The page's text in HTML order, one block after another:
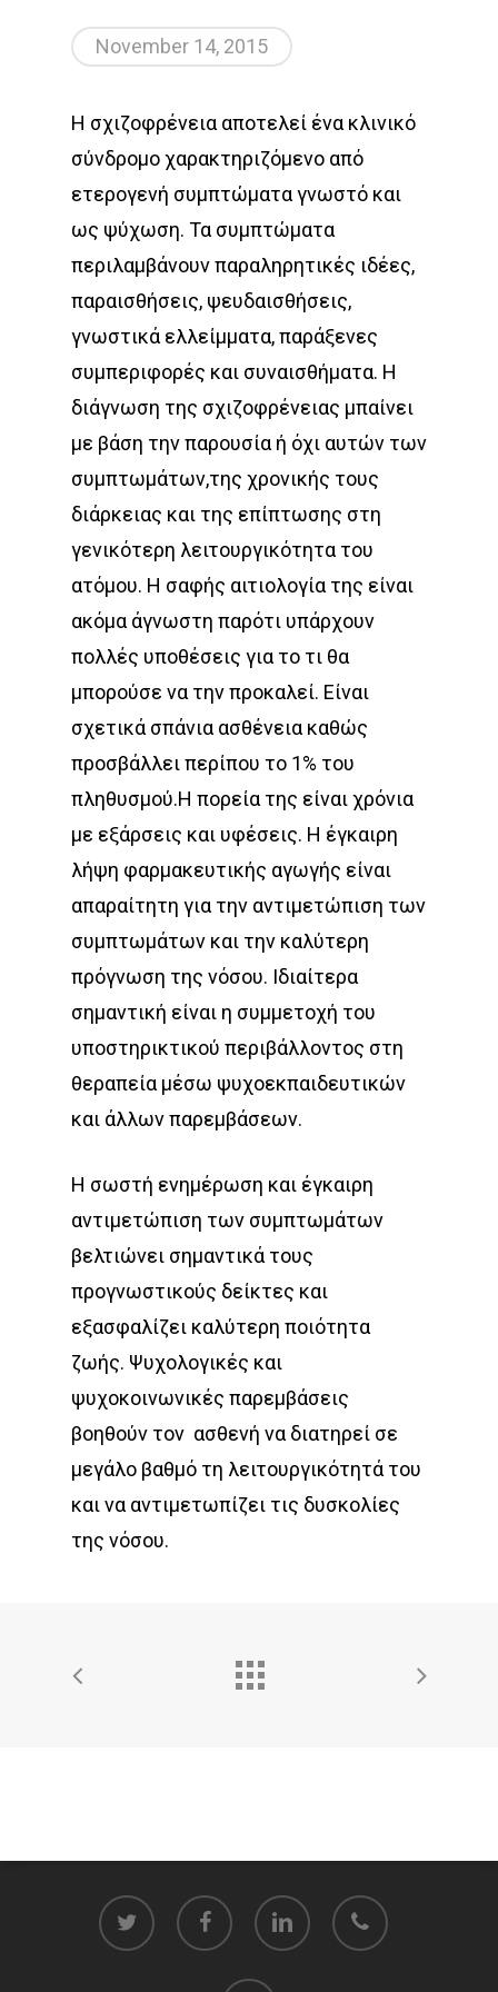
November 14, 2015
Η σχιζοφρένεια αποτελεί ένα κλινικό
σύνδρομο χαρακτηριζόμενο από
ετερογενή συμπτώματα γνωστό και
ως ψύχωση. Τα συμπτώματα
περιλαμβάνουν παραληρητικές ιδέες,
παραισθήσεις, ψευδαισθήσεις,
γνωστικά ελλείμματα, παράξενες
συμπεριφορές και συναισθήματα. Η
διάγνωση της σχιζοφρένειας μπαίνει
με βάση την παρουσία ή όχι αυτών των
συμπτωμάτων,της χρονικής τους
διάρκειας και της επίπτωσης στη
γενικότερη λειτουργικότητα του
ατόμου. Η σαφής αιτιολογία της είναι
ακόμα άγνωστη παρότι υπάρχουν
πολλές υποθέσεις για το τι θα
μπορούσε να την προκαλεί. Είναι
σχετικά σπάνια ασθένεια καθώς
προσβάλλει περίπου το 1% του
πληθυσμού.Η πορεία της είναι χρόνια
με εξάρσεις και υφέσεις. Η έγκαιρη
λήψη φαρμακευτικής αγωγής είναι
απαραίτητη για την αντιμετώπιση των
συμπτωμάτων και την καλύτερη
πρόγνωση της νόσου. Ιδιαίτερα
σημαντική είναι η συμμετοχή του
υποστηρικτικού περιβάλλοντος στη
θεραπεία μέσω ψυχοεκπαιδευτικών
και άλλων παρεμβάσεων.
Η σωστή ενημέρωση και έγκαιρη
αντιμετώπιση των συμπτωμάτων
βελτιώνει σημαντικά τους
προγνωστικούς δείκτες και
εξασφαλίζει καλύτερη ποιότητα
ζωής. Ψυχολογικές και
ψυχοκοινωνικές παρεμβάσεις
βοηθούν τον ασθενή να διατηρεί σε
μεγάλο βαθμό τη λειτουργικότητά του
και να αντιμετωπίζει τις δυσκολίες
της νόσου.
twitter facebook linkedin phone